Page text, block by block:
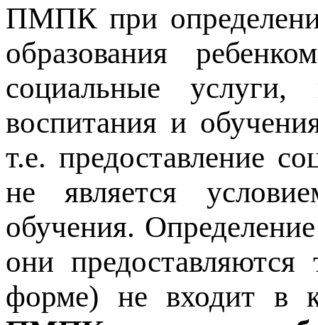
ПМПК при
образования
социальные
воспитания и
т.е. предоставление
не является
обучения.
они
форме) не входит